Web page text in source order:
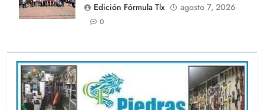
Edición Fórmula Tlx
agosto 7, 2026
0